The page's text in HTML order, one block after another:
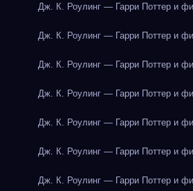
Дж. К. Роулинг — Гарри Поттер и
Дж. К. Роулинг — Гарри Поттер и
Дж. К. Роулинг — Гарри Поттер и
Дж. К. Роулинг — Гарри Поттер и
Дж. К. Роулинг — Гарри Поттер и
Дж. К. Роулинг — Гарри Поттер и
Дж. К. Роулинг — Гарри Поттер и